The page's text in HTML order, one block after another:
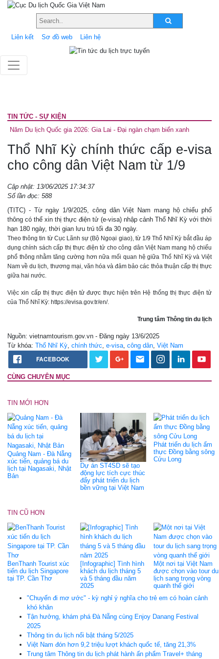
Liên kết Sơ đồ web Liên hệ
TIN TỨC - SỰ KIỆN
Năm Du lịch Quốc gia 2026: Gia Lai - Đại ngàn chạm biển xanh
Thổ Nhĩ Kỳ chính thức cấp e-visa
cho công dân Việt Nam từ 1/9
Cập nhật: 13/06/2025 17:34:37
Số lần đọc: 588
(TITC) - Từ ngày 1/9/2025, công dân Việt Nam mang hộ chiếu phổ
thông có thể xin thị thực điện tử (e-visa) nhập cảnh Thổ Nhĩ Kỳ với thời
hạn 180 ngày, thời gian lưu trú tối đa 30 ngày.
Theo thông tin từ Cục Lãnh sự (Bộ Ngoại giao), từ 1/9 Thổ Nhĩ Kỳ bắt đầu áp
dụng chính sách cấp thị thực điện tử cho công dân Việt Nam mang hộ chiếu
phổ thông nhằm tăng cường hơn nữa mối quan hệ giữa Thổ Nhĩ Kỳ và Việt
Nam về du lịch, thương mại, văn hóa và đảm bảo các thỏa thuận cấp thị thực
giữa hai nước.
Việc xin cấp thị thực điện tử được thực hiện trên Hệ thống thị thực điện tử
của Thổ Nhĩ Kỳ: https://evisa.gov.tr/en/.
Trung tâm Thông tin du lịch
Nguồn: vietnamtourism.gov.vn - Đăng ngày 13/6/2025
Từ khóa: Thổ Nhĩ Kỳ chính thức e-visa công dân Việt Nam
FACEBOOK
CÙNG CHUYÊN MỤC
TIN MỚI HƠN
Quảng Nam - Đà Nẵng
xúc tiến, quảng bá du
lịch tại Nagasaki, Nhật
Bản
Dự án ST4SD sẽ tạo
động lực tích cực thúc
đẩy phát triển du lịch
bền vững tại Việt Nam
Phát triển du lịch ẩm
thực Đồng bằng sông
Cửu Long
TIN CŨ HƠN
BenThanh Tourist xúc
tiến du lịch Singapore
tại TP. Cần Thơ
[Infographic] Tình hình
khách du lịch tháng 5
và 5 tháng đầu năm
2025
Một nơi tại Việt Nam
được chọn vào tour du
lịch sang trọng vòng
quanh thế giới
"Chuyến đi mơ ước" - kỳ nghỉ ý nghĩa cho trẻ em có hoàn cảnh
khó khăn
Tận hưởng, khám phá Đà Nẵng cùng Enjoy Danang Festival
2025
Thông tin du lịch nổi bật tháng 5/2025
Việt Nam đón hơn 9,2 triệu lượt khách quốc tế, tăng 21,3%
Trung tâm Thông tin du lịch phát hành ấn phẩm Travel+ tháng